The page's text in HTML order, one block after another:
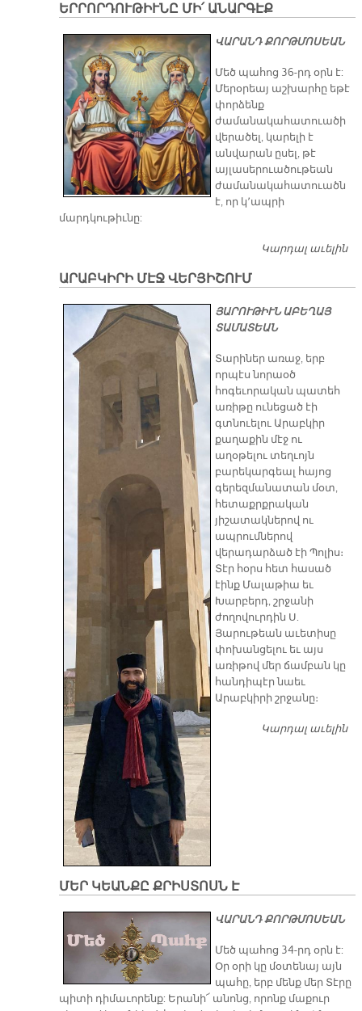
ԵՐՐՈՐԴՈՒԹԻՒՆԸ ՄԻ՛ ԱՆԱՐԳԷՔ
ՎԱՐԱՆԴ ՔՈՐԹՄՈՍԵԱՆ
Մեծ պահոց 36-րդ օրն է:
Մերօրեայ աշխարհը եթէ
փորձենք
ժամանակահատուածի
վերածել, կարելի է
անվարան ըսել, թէ
այլասերուածութեան
ժամանակահատուածն
է, որ կ՚ապրի
մարդկութիւնը:
Կարդալ աւելին
ԱՐԱԲԿԻՐԻ ՄԷՋ ՎԵՐՅԻՇՈՒՄ
ՅԱՐՈՒԹԻՒՆ ԱԲԵՂԱՅ
ՏԱՄԱՏԵԱՆ
Տարիներ առաջ, երբ
որպէս նորաօծ
հոգեւորական պատեհ
առիթը ունեցած էի
գտնուելու Արաբկիր
քաղաքին մէջ ու
աղօթելու տեղւոյն
բարեկարգեալ հայոց
գերեզմանատան մօտ,
հետաքրքրական
յիշատակներով ու
ապրումներով
վերադարձած էի Պոլիս։
Տէր հօրս հետ հասած
էինք Մալաթիա եւ
Խարբերդ, շրջանի
ժողովուրդին Ս.
Յարութեան աւետիսը
փոխանցելու եւ այս
առիթով մեր ճամբան կը
հանդիպէր նաեւ
Արաբկիրի շրջանը։
Կարդալ աւելին
ՄԵՐ ԿԵԱՆՔԸ ՔՐԻՍՏՈՍՆ Է
ՎԱՐԱՆԴ ՔՈՐԹՄՈՍԵԱՆ
Մեծ պահոց 34-րդ օրն է:
Օր օրի կը մօտենայ այն
պահը, երբ մենք մեր Տէրը
պիտի դիմաւորենք: Երանի՜ անոնց, որոնք մաքուր